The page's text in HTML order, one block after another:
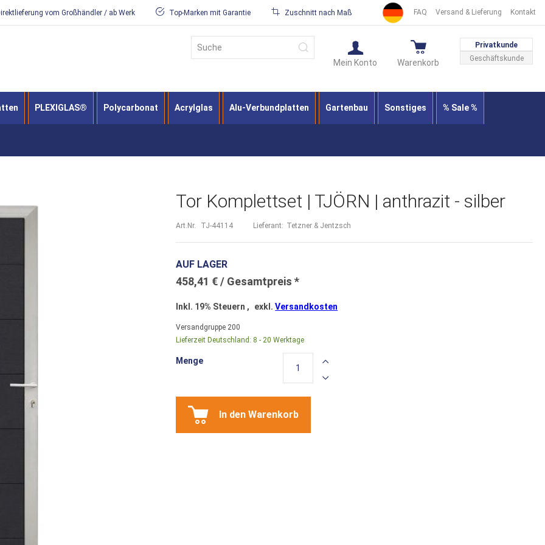
FAQ Versand & Lieferung Kontakt
vom Großhändler / ab Werk Top-Marken mit Garantie Zuschnitt nach Maß
Privatkunde
Geschäftskunde
Warenkorb
Mein Konto
Suche
PLEXIGLAS® Polycarbonat Acrylglas Alu-Verbundplatten Gartenbau Sonstiges % Sale %
Tor Komplettset | TJÖRN | anthrazit - silber
Art.Nr. TJ-44114 Lieferant: Tetzner & Jentzsch
AUF LAGER
458,41 €
Inkl. 19% Steuern , exkl.Versandkosten
Versandgruppe 200
Lieferzeit Deutschland: 8 - 20 Werktage
Menge
In den Warenkorb